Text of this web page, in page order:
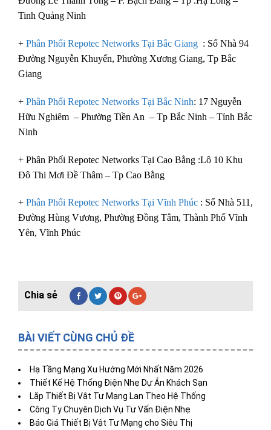
Tinh Quảng Ninh
+ Phân Phối Repotec Networks Tại Bắc Giang : Số Nhà 94
Đường Nguyễn Khuyến, Phường Xương Giang, Tp Bắc
Giang
+ Phân Phối Repotec Networks Tại Bắc Ninh: 17 Nguyễn
Hữu Nghiêm – Phường Tiền An – Tp Bắc Ninh – Tỉnh Bắc
Ninh
+ Phân Phối Repotec Networks Tại Cao Bằng :Lô 10 Khu
Đô Thi Mơi Đề Thâm – Tp Cao Bằng
+ Phân Phối Repotec Networks Tại Vĩnh Phúc : Số Nhà 511,
Đường Hùng Vương, Phường Đồng Tâm, Thành Phố Vĩnh
Yên, Vĩnh Phúc
BÀI VIẾT CÙNG CHỦ ĐỀ
Hạ Tầng Mạng Xu Hướng Mới Nhất Năm 2026
Thiết Kế Hệ Thống Điện Nhẹ Dự Án Khách Sạn
Lắp Thiết Bị Vật Tư Mạng Lan Theo Hệ Thống
Công Ty Chuyên Dịch Vụ Tư Vấn Điện Nhẹ
Báo Giá Thiết Bị Vật Tư Mạng cho Siêu Thị